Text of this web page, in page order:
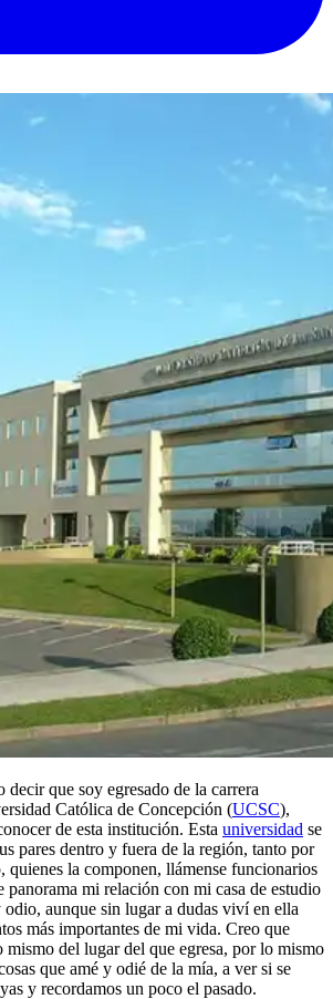
decir que soy egresado de la carrera
Católica de Concepción (UCSC),
de esta institución. Esta universidad se
pares dentro y fuera de la región, tanto por
quienes la componen, llámense funcionarios
panorama mi relación con mi casa de estudio
aunque sin lugar a dudas viví en ella
más importantes de mi vida. Creo que
del lugar del que egresa, por lo mismo
que amé y odié de la mía, a ver si se
y recordamos un poco el pasado.